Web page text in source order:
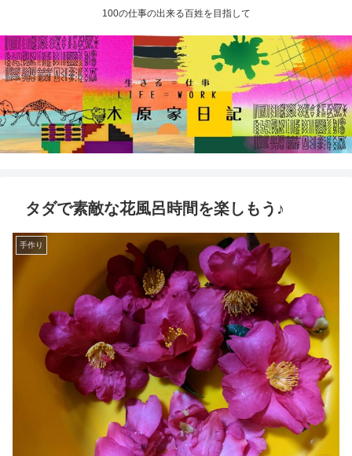
100の仕事の出来る百姓を目指して
タダで素敵な花風呂時間を楽しもう♪
手作り